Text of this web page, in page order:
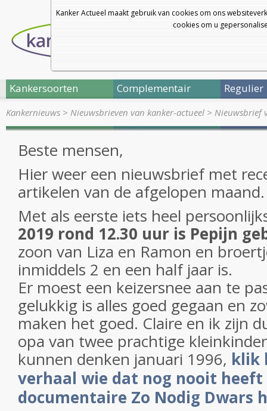
Kanker Actueel maakt gebruik van cookies om ons
cookies om u
Kankersoorten Complementair Regulier
Kankernieuws > Nieuwsbrieven van kanker-actueel > Nieuwsbrief
Beste mensen,
Hier weer een nieuwsbrief met
artikelen van de afgelopen
Met als eerste iets heel
2019 rond 12.30 uur is Pepijn
zoon van Liza en Ramon en
inmiddels 2 en een half jaar is.
Er moest een keizersnee aan te
gelukkig is alles goed gegaan en
maken het goed. Claire en ik zijn
opa van twee prachtige
kunnen denken januari 1996, klik
verhaal wie dat nog nooit heeft
documentaire Zo Nodig Dwars